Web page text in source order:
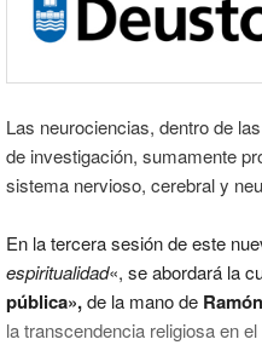
Las neurociencias, dentro de
de investigación, sumamente
sistema nervioso, cerebral y
En la tercera sesión de este
espiritualidad«, se abordará la
pública»,de la mano de
la transcendencia religiosa en